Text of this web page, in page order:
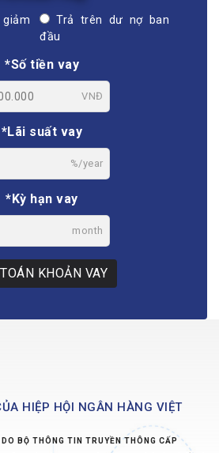
Trả trên dư nợ ban
đầu
*Số tiền vay
VNĐ
*Lãi suất vay
%/year
*Kỳ hạn vay
month
KHOẢN VAY
HIỆP HỘI NGÂN HÀNG VIỆT
BỘ THÔNG TIN TRUYỀN THÔNG CẤP